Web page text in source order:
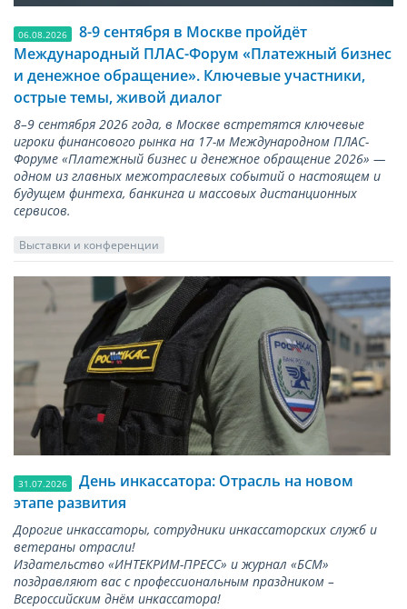
06.08.2026
8-9 сентября в Москве пройдёт
Международный ПЛАС-Форум «Платежный бизнес
и денежное обращение». Ключевые участники,
острые темы, живой диалог
8–9 сентября 2026 года, в Москве встретятся ключевые
игроки финансового рынка на 17-м Международном ПЛАС-
Форуме «Платежный бизнес и денежное обращение 2026» —
одном из главных межотраслевых событий о настоящем и
будущем финтеха, банкинга и массовых дистанционных
сервисов.
Выставки и конференции
31.07.2026
День инкассатора: Отрасль на новом
этапе развития
Дорогие инкассаторы, сотрудники инкассаторских служб и
ветераны отрасли!
Издательство «ИНТЕКРИМ-ПРЕСС» и журнал «БСМ»
поздравляют вас с профессиональным праздником –
Всероссийским днём инкассатора!